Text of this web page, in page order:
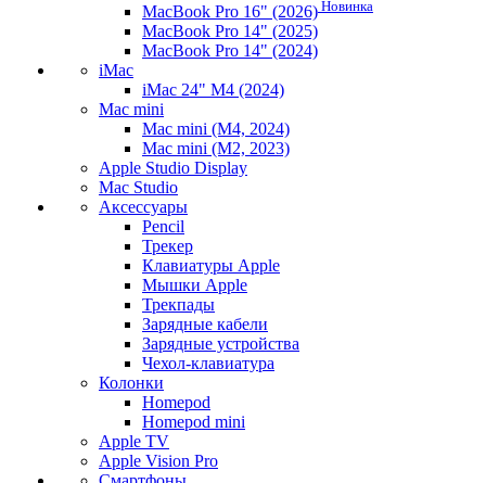
MacBook Pro 16" (2026) Новинка
MacBook Pro 14" (2025)
MacBook Pro 14" (2024)
iMac
iMac 24" M4 (2024)
Mac mini
Mac mini (M4, 2024)
Mac mini (M2, 2023)
Apple Studio Display
Mac Studio
Аксессуары
Pencil
Трекер
Клавиатуры Apple
Мышки Apple
Трекпады
Зарядные кабели
Зарядные устройства
Чехол-клавиатура
Колонки
Homepod
Homepod mini
Apple TV
Apple Vision Pro